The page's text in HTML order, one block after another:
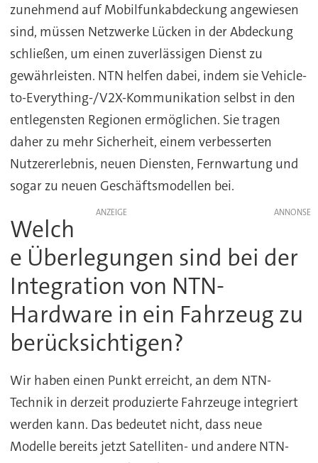
zunehmend auf Mobilfunkabdeckung angewiesen
sind, müssen Netzwerke Lücken in der Abdeckung
schließen, um einen zuverlässigen Dienst zu
gewährleisten. NTN helfen dabei, indem sie Vehicle-
to-Everything-/V2X-Kommunikation selbst in den
entlegensten Regionen ermöglichen. Sie tragen
daher zu mehr Sicherheit, einem verbesserten
Nutzererlebnis, neuen Diensten, Fernwartung und
sogar zu neuen Geschäftsmodellen bei.
ANZEIGE
Welch
e Überlegungen sind bei der
Integration von NTN-
Hardware in ein Fahrzeug zu
berücksichtigen?
Wir haben einen Punkt erreicht, an dem NTN-
Technik in derzeit produzierte Fahrzeuge integriert
werden kann. Das bedeutet nicht, dass neue
Modelle bereits jetzt Satelliten- und andere NTN-